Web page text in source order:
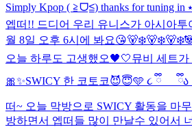
Simply Kpop ( ≧ᗜ≦) thanks for tuning in
엡떠!! 드디어 우리 유니스가 아시아투
월 8일 오후 6시에 봐요😘
오늘 하루도 고생했오🖤🤍뮤비 세트
🎀✨SWICY 한 코토코😈😇🩵 ૮ ྀི_ _ ྀིა
떠~ 오늘 막방으로 SWICY 활동을 마
방하면서 엡떠들 많이 만날수 있어서